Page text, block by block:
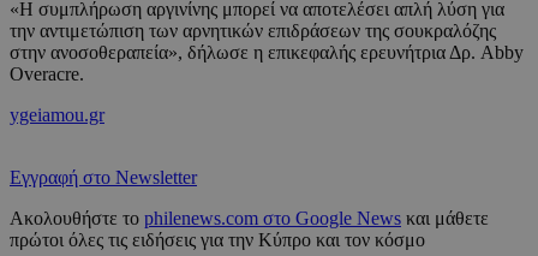
«Η συμπλήρωση αργινίνης μπορεί να αποτελέσει απλή λύση για
την αντιμετώπιση των αρνητικών επιδράσεων της σουκραλόζης
στην ανοσοθεραπεία», δήλωσε η επικεφαλής ερευνήτρια Δρ. Abby
Overacre.
ygeiamou.gr
Εγγραφή στο Newsletter
Ακολουθήστε το philenews.com στο Google News και μάθετε
πρώτοι όλες τις ειδήσεις για την Κύπρο και τον κόσμο